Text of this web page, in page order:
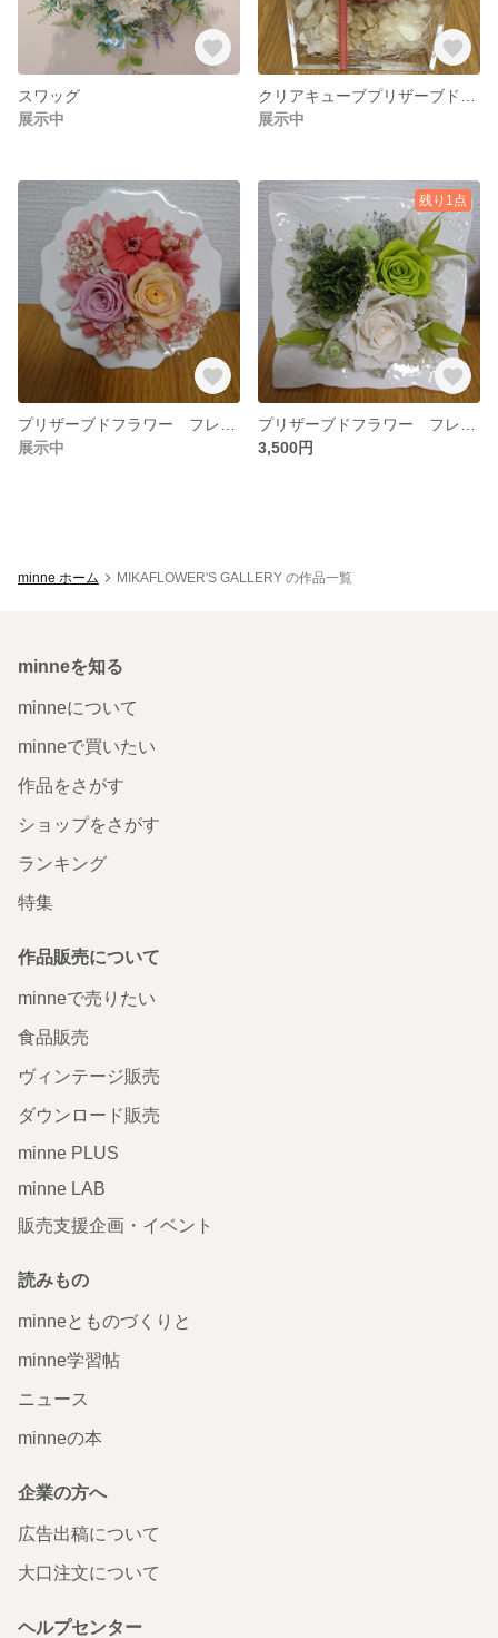
スワッグ
展示中
展示中
展示中
残り1点
3,500円
minne ホーム MIKAFLOWER'S GALLERY の作品一覧
minneを知る
minneについて
minneで買いたい
作品をさがす
ショップをさがす
ランキング
特集
作品販売について
minneで売りたい
食品販売
ヴィンテージ販売
ダウンロード販売
minne PLUS
minne LAB
販売支援企画・イベント
読みもの
minneとものづくりと
minne学習帖
ニュース
minneの本
企業の方へ
広告出稿について
大口注文について
ヘルプセンター